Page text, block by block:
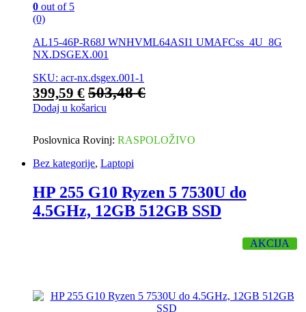
0 out of 5
(0)
AL15-46P-R68J WNHVML64ASI1 UMAFCss_4U_8G
NX.DSGEX.001
SKU: acr-nx.dsgex.001-1
399,59 € 503,48€
Dodaj u košaricu
Poslovnica Rovinj: RASPOLOŽIVO
Bez kategorije, Laptopi
HP 255 G10 Ryzen 5 7530U do
4.5GHz, 12GB 512GB SSD
AKCIJA